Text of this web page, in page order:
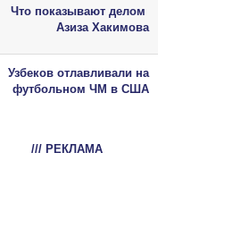
Что показывают делом
Азиза Хакимова
Узбеков отлавливали на
футбольном ЧМ в США
/// РЕКЛАМА